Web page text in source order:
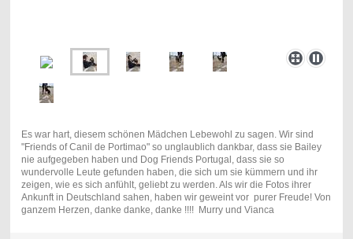
Es war hart, diesem schönen Mädchen Lebewohl zu sagen. Wir sind
"Friends of Canil de Portimao" so unglaublich dankbar, dass sie Bailey
nie aufgegeben haben und Dog Friends Portugal, dass sie so
wundervolle Leute gefunden haben, die sich um sie kümmern und ihr
zeigen, wie es sich anfühlt, geliebt zu werden. Als wir die Fotos ihrer
Ankunft in Deutschland sahen, haben wir geweint vor purer Freude! Von
ganzem Herzen, danke danke, danke !!!! Murry und Vianca